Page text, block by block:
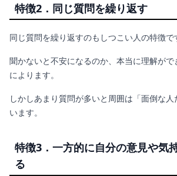
特徴2．同じ質問を繰り返す
同じ質問を繰り返すのもしつこい人の特徴で
聞かないと不安になるのか、本当に理解がで
によります。
しかしあまり質問が多いと周囲は「面倒な人
います。
特徴3．一方的に自分の意見や気
る